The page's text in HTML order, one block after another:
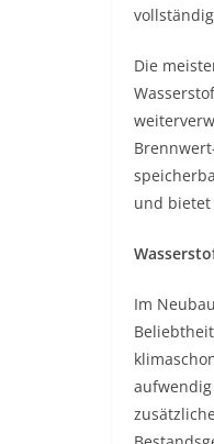
Die
und bietet
Im
aufwendig